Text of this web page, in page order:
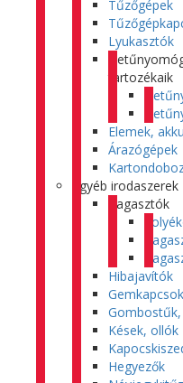
Tűzőgépek
Lyukasztók
tartozékaik
Elemek,
Árazógépek
Egyéb irodaszerek
Ragasztók
Hibajavítók
Kések, ollók
Hegyezők